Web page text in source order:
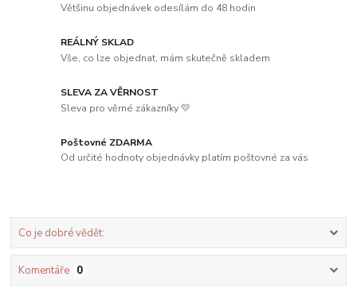
Většinu objednávek odesílám do 48 hodin
REÁLNÝ SKLAD
Vše, co lze objednat, mám skutečně skladem
SLEVA ZA VĚRNOST
Sleva pro věrné zákazníky 💛
Poštovné ZDARMA
Od určité hodnoty objednávky platím poštovné za vás
Co je dobré vědět:
Komentáře 0